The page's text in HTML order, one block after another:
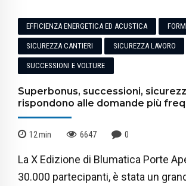
EFFICIENZA ENERGETICA ED ACUSTICA
SICUREZZA CANTIERI SICUREZZA LAVORO
SUCCESSIONI E VOLTURE
Superbonus, successioni,
rispondono alle domande più
12min 6647 0
La X Edizione di Blumatica Porte
30.000 partecipanti, è stata un